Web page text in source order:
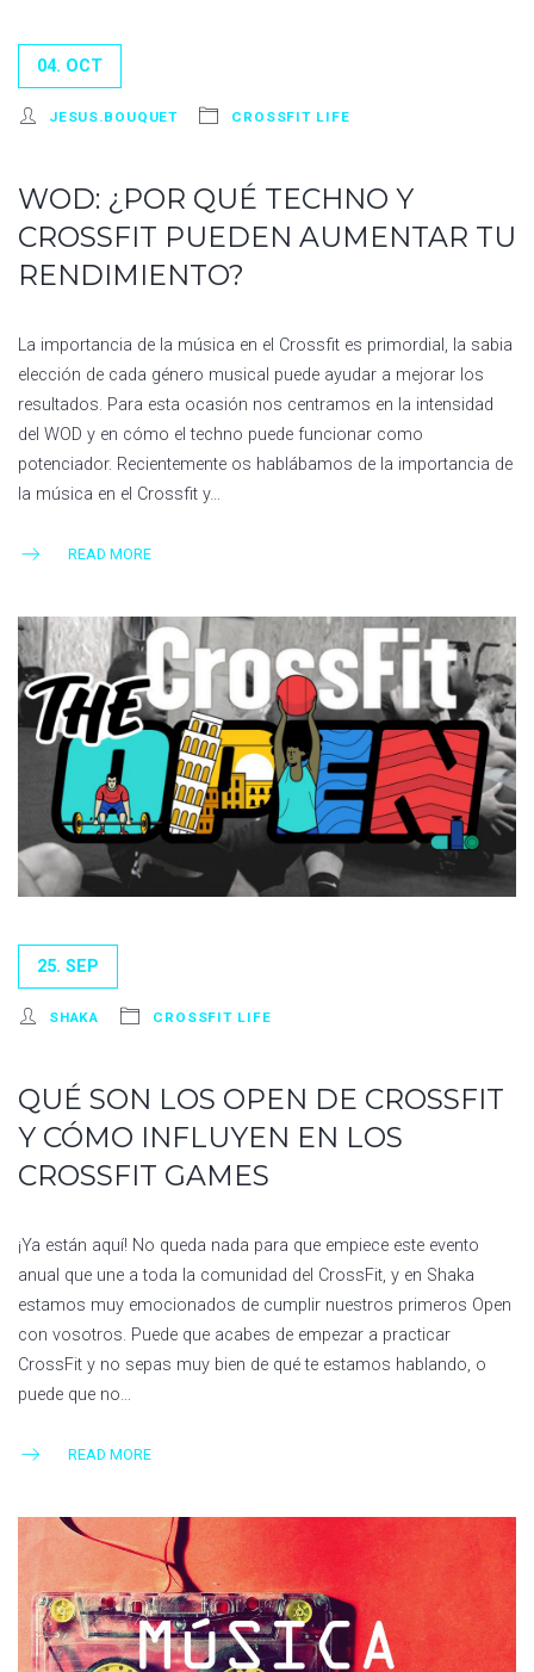
04. OCT
JESUS.BOUQUET CROSSFIT LIFE
WOD: ¿POR QUÉ TECHNO Y
CROSSFIT PUEDEN AUMENTAR TU
RENDIMIENTO?
La importancia de la música en el Crossfit es primordial, la sabia
elección de cada género musical puede ayudar a mejorar los
resultados. Para esta ocasión nos centramos en la intensidad
del WOD y en cómo el techno puede funcionar como
potenciador. Recientemente os hablábamos de la importancia de
la música en el Crossfit y…
READ MORE
25. SEP
SHAKA CROSSFIT LIFE
QUÉ SON LOS OPEN DE CROSSFIT
Y CÓMO INFLUYEN EN LOS
CROSSFIT GAMES
¡Ya están aquí! No queda nada para que empiece este evento
anual que une a toda la comunidad del CrossFit, y en Shaka
estamos muy emocionados de cumplir nuestros primeros Open
con vosotros. Puede que acabes de empezar a practicar
CrossFit y no sepas muy bien de qué te estamos hablando, o
puede que no…
READ MORE